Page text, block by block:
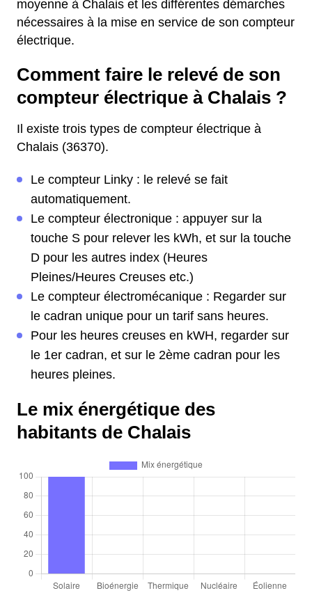
moyenne à Chalais et les différentes démarches
nécessaires à la mise en service de son compteur
électrique.
Comment faire le relevé de son
compteur électrique à Chalais ?
Il existe trois types de compteur électrique à
Chalais (36370).
Le compteur Linky : le relevé se fait
automatiquement.
Le compteur électronique : appuyer sur la
touche S pour relever les kWh, et sur la touche
D pour les autres index (Heures
Pleines/Heures Creuses etc.)
Le compteur électromécanique : Regarder sur
le cadran unique pour un tarif sans heures.
Pour les heures creuses en kWH, regarder sur
le 1er cadran, et sur le 2ème cadran pour les
heures pleines.
Le mix énergétique des
habitants de Chalais